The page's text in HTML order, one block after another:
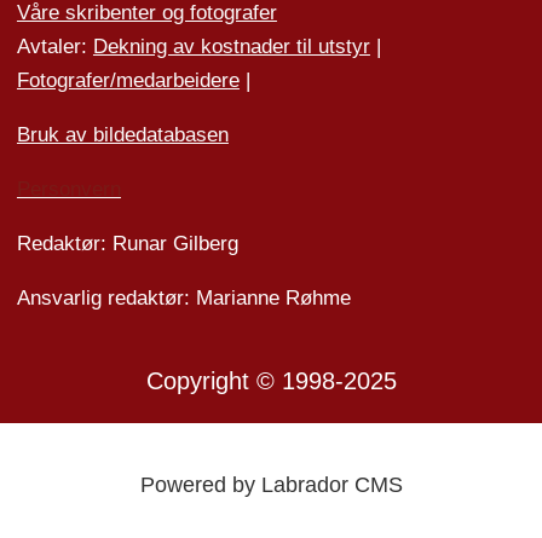
Våre skribenter og fotografer
Avtaler: Dekning av kostnader til utstyr|
Fotografer/medarbeidere|
Bruk av bildedatabasen
Redaktør: Runar Gilberg
Ansvarlig redaktør: Marianne Røhme
Copyright © 1998-2025
Powered by Labrador CMS